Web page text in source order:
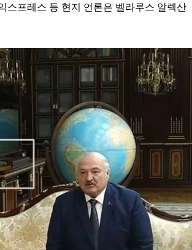
스프레스 등 현지 언론은 벨라루스 알렉산